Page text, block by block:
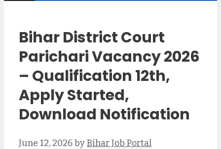
Bihar District Court
Parichari Vacancy 2026
– Qualification 12th,
Apply Started,
Download Notification
June 12, 2026byBihar Job Portal